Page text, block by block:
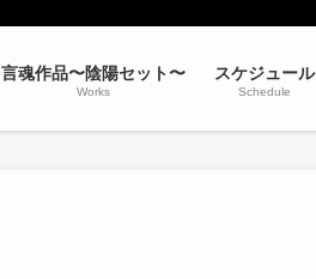
言魂作品〜陰陽セット〜
Works
スケジュール
Schedule